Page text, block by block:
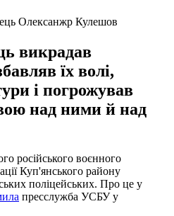
Олексанжр Кулешов
викрадав
їх волі,
і погрожував
над ними й над
російського воєнного
Куп'янського району
поліцейських. Про це у
пресслужба УСБУ у